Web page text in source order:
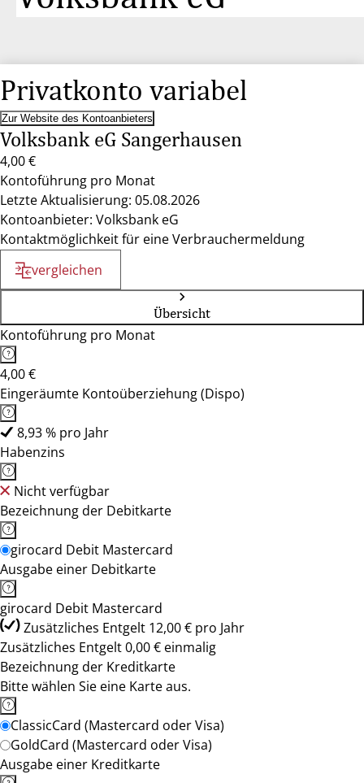
Privatkonto variabel
Zur Website des Kontoanbieters
Volksbank eG Sangerhausen
4,00 €
Kontoführung pro Monat
Letzte Aktualisierung: 05.08.2026
Kontoanbieter: Volksbank eG
Kontaktmöglichkeit für eine Verbrauchermeldung
vergleichen
Übersicht
Kontoführung pro Monat
4,00 €
Eingeräumte Kontoüberziehung (Dispo)
8,93 % pro Jahr
Habenzins
Nicht verfügbar
Bezeichnung der Debitkarte
girocard Debit Mastercard
Ausgabe einer Debitkarte
girocard Debit Mastercard
Zusätzliches Entgelt 12,00 € pro Jahr
Zusätzliches Entgelt 0,00 € einmalig
Bezeichnung der Kreditkarte
Bitte wählen Sie eine Karte aus.
ClassicCard (Mastercard oder Visa)
GoldCard (Mastercard oder Visa)
Ausgabe einer Kreditkarte